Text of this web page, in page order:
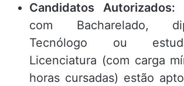
Candidatos Autorizados:
com Bacharelado,
Tecnólogo ou
Licenciatura (com carga
horas cursadas) estão